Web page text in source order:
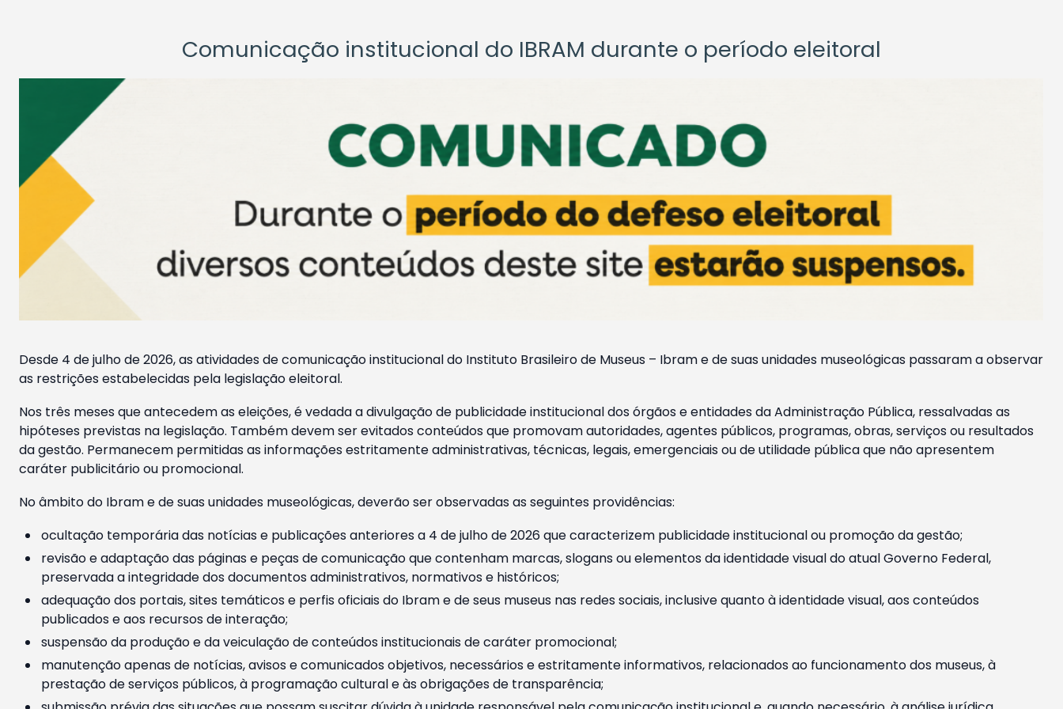
Comunicação institucional do IBRAM durante o período eleitoral
Desde 4 de julho de 2026, as atividades de comunicação institucional do Instituto Brasileiro de Museus – Ibram e de suas unidades museológicas passaram a observar
as restrições estabelecidas pela legislação eleitoral.
Nos três meses que antecedem as eleições, é vedada a divulgação de publicidade institucional dos órgãos e entidades da Administração Pública, ressalvadas as
hipóteses previstas na legislação. Também devem ser evitados conteúdos que promovam autoridades, agentes públicos, programas, obras, serviços ou resultados
da gestão. Permanecem permitidas as informações estritamente administrativas, técnicas, legais, emergenciais ou de utilidade pública que não apresentem
caráter publicitário ou promocional.
No âmbito do Ibram e de suas unidades museológicas, deverão ser observadas as seguintes providências:
ocultação temporária das notícias e publicações anteriores a 4 de julho de 2026 que caracterizem publicidade institucional ou promoção da gestão;
revisão e adaptação das páginas e peças de comunicação que contenham marcas, slogans ou elementos da identidade visual do atual Governo Federal,
preservada a integridade dos documentos administrativos, normativos e históricos;
adequação dos portais, sites temáticos e perfis oficiais do Ibram e de seus museus nas redes sociais, inclusive quanto à identidade visual, aos conteúdos
publicados e aos recursos de interação;
suspensão da produção e da veiculação de conteúdos institucionais de caráter promocional;
manutenção apenas de notícias, avisos e comunicados objetivos, necessários e estritamente informativos, relacionados ao funcionamento dos museus, à
prestação de serviços públicos, à programação cultural e às obrigações de transparência;